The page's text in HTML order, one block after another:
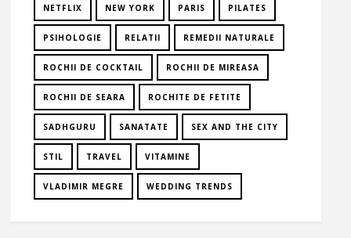
NETFLIX NEW YORK PARIS PILATES
PSIHOLOGIE RELATII REMEDII NATURALE
ROCHII DE COCKTAIL ROCHII DE MIREASA
ROCHII DE SEARA ROCHITE DE FETITE
SADHGURU SANATATE SEX AND THE CITY
STIL TRAVEL VITAMINE
VLADIMIR MEGRE WEDDING TRENDS